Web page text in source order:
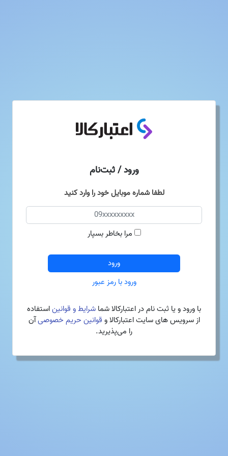
ورود / ثبت‌نام
لطفا شماره موبایل خود را وارد کنید
مرا بخاطر بسپار
ورود
ورود با رمز عبور
با ورود و یا ثبت نام در اعتبارکالا شما شرایط و قوانیناستفاده
از سرویس های سایت اعتبارکالا و قوانین حریم خصوصیآن
را می‌پذیرید.